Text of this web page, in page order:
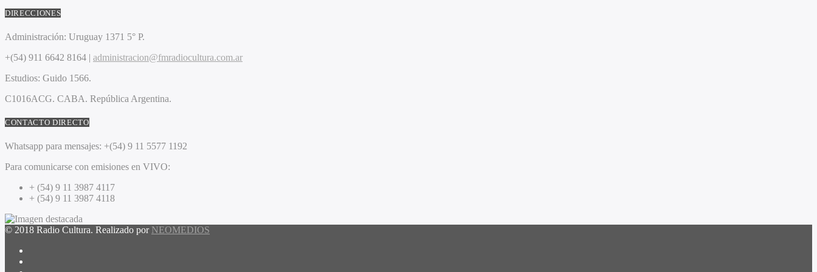
DIRECCIONES
Administración: Uruguay 1371 5° P.
+(54) 911 6642 8164 | administracion@fmradiocultura.com.ar
Estudios: Guido 1566.
C1016ACG. CABA. República Argentina.
CONTACTO DIRECTO
Whatsapp para mensajes: +(54) 9 11 5577 1192
Para comunicarse con emisiones en VIVO:
+ (54) 9 11 3987 4117
+ (54) 9 11 3987 4118
© 2018 Radio Cultura. Realizado por NEOMEDIOS